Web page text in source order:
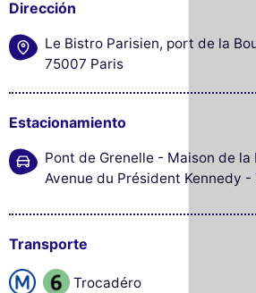
Dirección
Le Bistro Parisien, port de la
75007 Paris
Estacionamiento
Pont de Grenelle - Maison de la
Avenue du Président Kennedy -
Transporte
Trocadéro